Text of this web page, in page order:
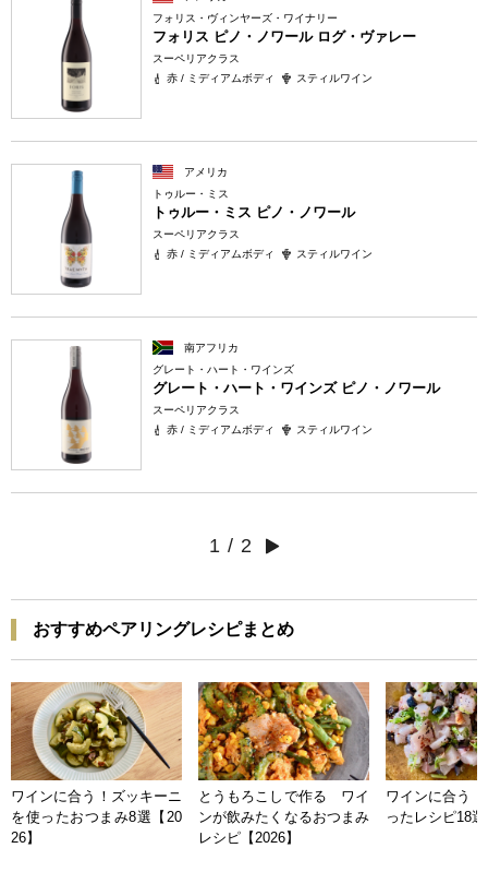
フォリス・ヴィンヤーズ・ワイナリー
フォリス ピノ・ノワール ログ・ヴァレー
スーペリアクラス
赤 / ミディアムボディ
スティルワイン
アメリカ
トゥルー・ミス
トゥルー・ミス ピノ・ノワール
スーペリアクラス
赤 / ミディアムボディ
スティルワイン
南アフリカ
グレート・ハート・ワインズ
グレート・ハート・ワインズ ピノ・ノワール
スーペリアクラス
赤 / ミディアムボディ
スティルワイン
1 / 2
おすすめペアリングレシピまとめ
ワインに合う！ズッキーニ
を使ったおつまみ8選【20
26】
とうもろこしで作る ワイ
ンが飲みたくなるおつまみ
レシピ【2026】
ワインに合う
ったレシピ18